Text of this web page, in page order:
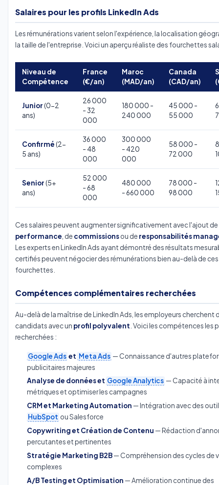
Salaires pour les profils LinkedIn Ads
Les rémunérations varient selon l'expérience, la localisation
la taille de l'entreprise. Voici un aperçu réaliste des fourchettes
Niveau de
Compétence
France
(€/an)
Maroc
(MAD/an)
Canada
(CAD/an)
Junior(0-2
ans)
26 000
- 32
000
180 000 -
240 000
45 000 -
55 000
Confirmé(2-
5 ans)
36 000
- 48
000
300 000
- 420
000
58 000 -
72 000
Senior(5+
ans)
52 000
- 68
000
480 000
- 660 000
78 000 -
98 000
Ces salaires peuvent augmenter significativement avec l'ajout de
performance , de commissionsou de responsabilités
Les experts en LinkedIn Ads ayant démontré des résultats
certifiés peuvent négocier des rémunérations bien au-delà de ces
fourchettes.
Compétences complémentaires recherchées
Au-delà de la maîtrise de LinkedIn Ads, les employeurs cherchent
candidats avec un profil polyvalent . Voici les compétences les
recherchées :
Google Ads et Meta Ads — Connaissance d'autres
publicitaires majeures
Analyse de données et Google Analytics — Capacité à
métriques et optimiser les campagnes
CRM et Marketing Automation — Intégration avec des
HubSpot ou Salesforce
Copywriting et Création de Contenu — Rédaction
percutantes et pertinentes
Stratégie Marketing B2B— Compréhension des cycles de
complexes
A/B Testing et Optimisation — Amélioration continue des